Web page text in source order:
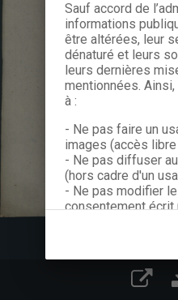
Sauf accord de
informations
être altérées, leur
dénaturé et leurs
leurs dernières
mentionnées.
à :
- Ne pas faire un
images (accès
- Ne pas diffuser
(hors cadre d'un
- Ne pas modifier
consentement écrit
Dans le cas
à nous contacter
de Licence
proposées et le